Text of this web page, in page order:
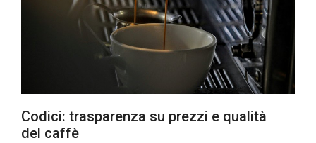
Codici: trasparenza su prezzi e qualità
del caffè